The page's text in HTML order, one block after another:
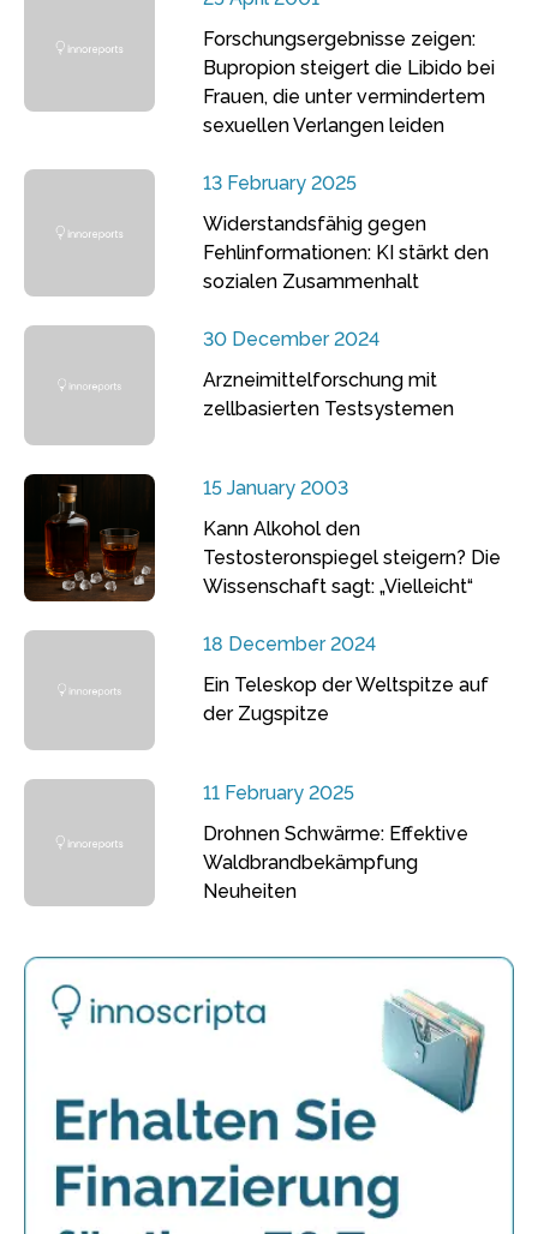
Forschungsergebnisse zeigen:
Bupropion steigert die Libido bei
Frauen, die unter vermindertem
sexuellen Verlangen leiden
13 February 2025
Widerstandsfähig gegen
Fehlinformationen: KI stärkt den
sozialen Zusammenhalt
30 December 2024
Arzneimittelforschung mit
zellbasierten Testsystemen
15 January 2003
Kann Alkohol den
Testosteronspiegel steigern? Die
Wissenschaft sagt: „Vielleicht“
18 December 2024
Ein Teleskop der Weltspitze auf
der Zugspitze
11 February 2025
Drohnen Schwärme: Effektive
Waldbrandbekämpfung
Neuheiten